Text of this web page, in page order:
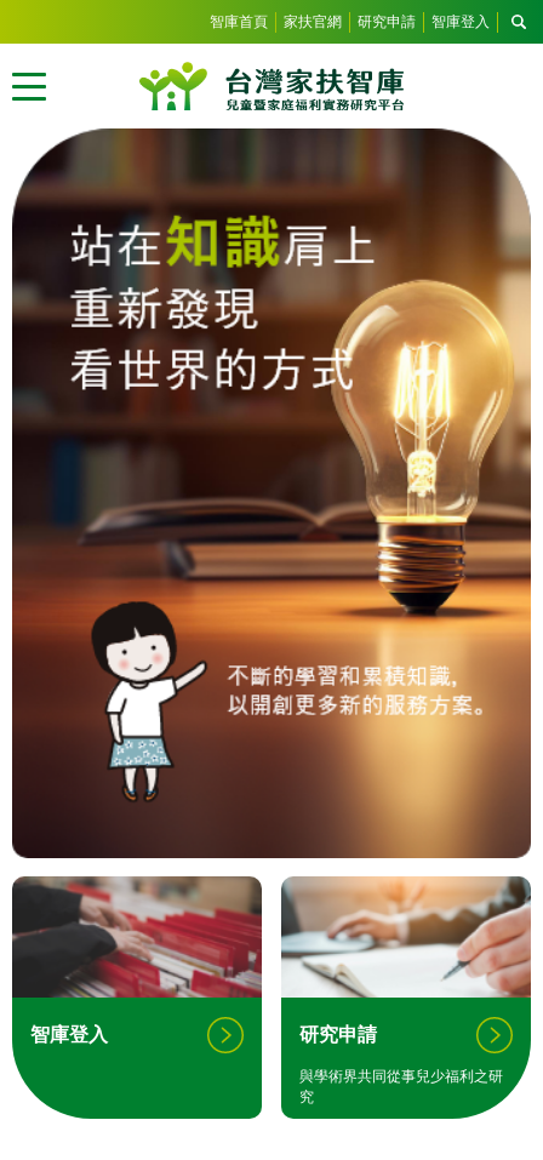
智庫首頁 家扶官網 研究申請 智庫登入
智庫登入 研究申請
與學術界共同從事兒少福利之研
究